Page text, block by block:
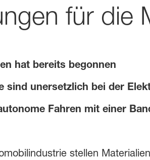
für die
hat bereits begonnen
sind unersetzlich bei der
Fahren mit einer
stellen